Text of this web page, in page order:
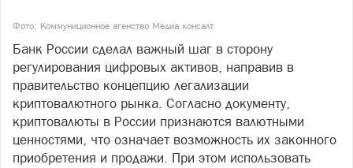
Фото: Коммуниционное агенство Медиа консалт
Банк России сделал важный шаг в сторону
регулирования цифровых активов, направив в
правительство концепцию легализации
криптовалютного рынка. Согласно документу,
криптовалюты в России признаются валютными
ценностями, что означает возможность их законного
приобретения и продажи. При этом использовать